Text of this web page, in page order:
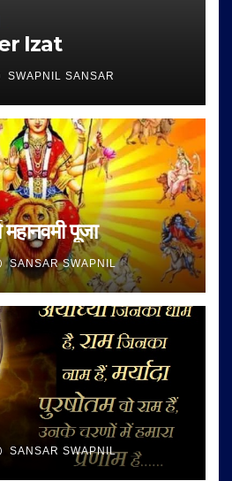
Izat
SWAPNIL SANSAR
महानवमी पूजा
SANSAR SWAPNIL
SANSAR SWAPNIL